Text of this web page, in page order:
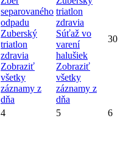
separovaného
odpadu
Zuberský
triatlon
zdravia
Zobraziť
všetky
záznamy z
dňa
triatlon
zdravia
Súťaž vo
varení
halušiek
Zobraziť
všetky
záznamy z
dňa
30
4 5 6